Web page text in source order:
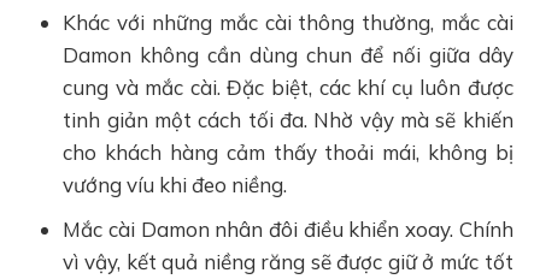
Khác với những mắc cài thông thường, mắc cài
Damon không cần dùng chun để nối giữa dây
cung và mắc cài. Đặc biệt, các khí cụ luôn được
tinh giản một cách tối đa. Nhờ vậy mà sẽ khiến
cho khách hàng cảm thấy thoải mái, không bị
vướng víu khi đeo niềng.
Mắc cài Damon nhân đôi điều khiển xoay. Chính
vì vậy, kết quả niềng răng sẽ được giữ ở mức tốt